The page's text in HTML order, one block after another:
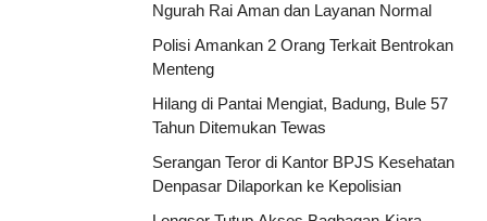
Ngurah Rai Aman dan Layanan Normal
Polisi Amankan 2 Orang Terkait Bentrokan
Menteng
Hilang di Pantai Mengiat, Badung, Bule 57
Tahun Ditemukan Tewas
Serangan Teror di Kantor BPJS Kesehatan
Denpasar Dilaporkan ke Kepolisian